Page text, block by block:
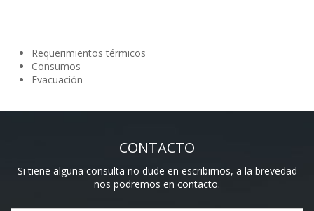
Requerimientos térmicos
Consumos
Evacuación
CONTACTO
Si tiene alguna consulta no dude en escribirnos, a la brevedad
nos podremos en contacto.